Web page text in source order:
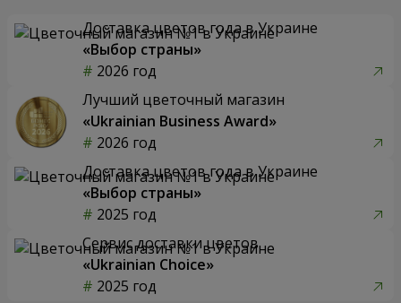
Доставка цветов года в Украине
«Выбор страны»
2026 год
Лучший цветочный магазин
«Ukrainian Business Award»
2026 год
Доставка цветов года в Украине
«Выбор страны»
2025 год
Сервис доставки цветов
«Ukrainian Choice»
2025 год